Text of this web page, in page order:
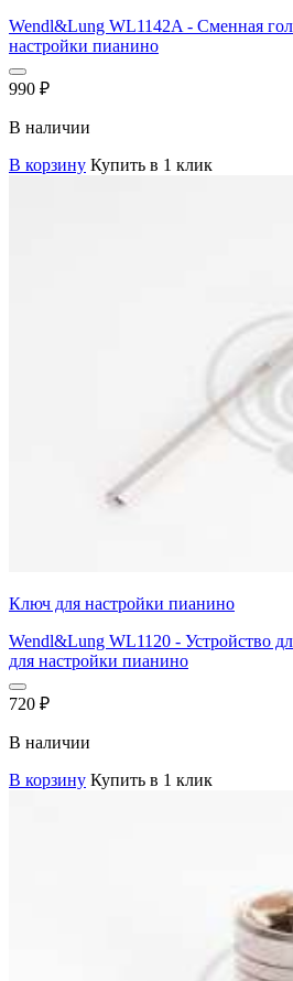
Wendl&Lung WL1142A - Сменная
настройки пианино
990 ₽
В наличии
В корзину Купить в 1 клик
Ключ для настройки пианино
Wendl&Lung WL1120 - Устройство
для настройки пианино
720 ₽
В наличии
В корзину Купить в 1 клик